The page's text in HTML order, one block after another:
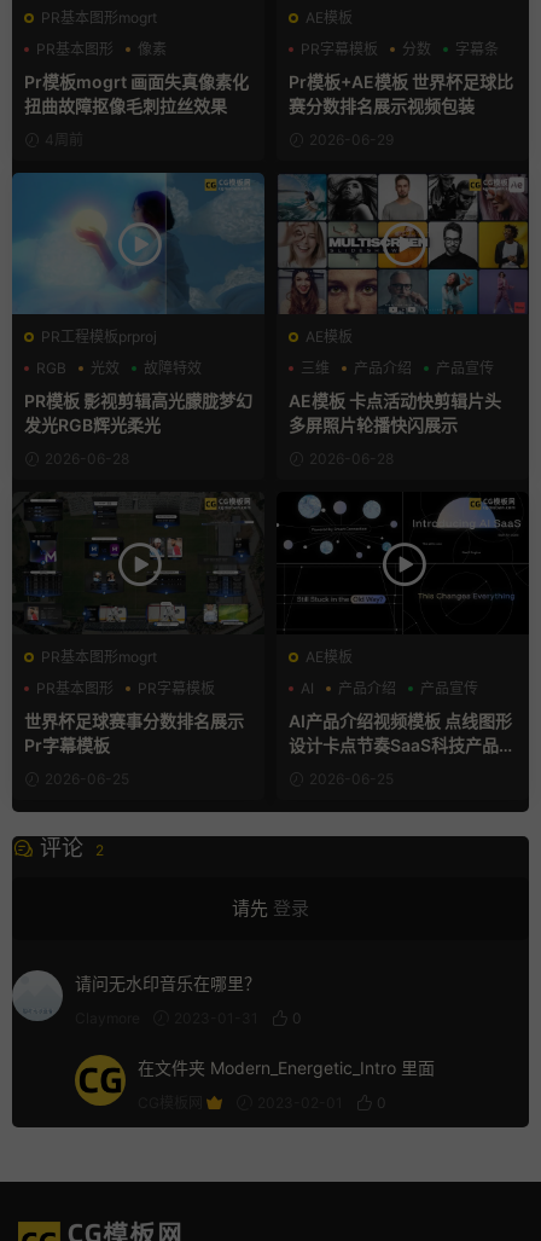
PR基本图形mogrt
PR基本图形
像素
故障特效
Pr模板mogrt 画面失真像素化
扭曲故障抠像毛刺拉丝效果
4周前
AE模板
PR字幕模板
分数 字幕条
Pr模板+AE模板 世界杯足球比
赛分数排名展示视频包装
2026-06-29
PR工程模板prproj
RGB
光效 故障特效
PR模板 影视剪辑高光朦胧梦幻
发光RGB辉光柔光
2026-06-28
AE模板
三维
产品介绍 产品宣传
AE模板 卡点活动快剪辑片头
多屏照片轮播快闪展示
2026-06-28
PR基本图形mogrt
PR基本图形
PR字幕模板
分数
世界杯足球赛事分数排名展示
Pr字幕模板
2026-06-25
AE模板
AI
产品介绍 产品宣传
AI产品介绍视频模板 点线图形
设计卡点节奏SaaS科技产品宣
2026-06-25
评论 2
请先 登录
请问无水印音乐在哪里？
0
在文件夹 Modern_Energetic_Intro 里面
0